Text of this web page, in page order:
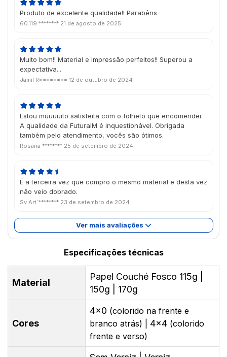
Produto de excelente qualidade!! Parabêns
60.119.******** 21 de agosto de 2025
Muito bom!! Material e impressão perfeitos!! Superou a
expectativa...
Jamil R******** 12 de outubro de 2024
Estou muuuuito satisfeita com o folheto que encomendei.
A qualidade da FuturaIM é inquestionável. Obrigada
também pelo atendimento, vocês são ótimos.
Rosana ******** 25 de setembro de 2024
É a terceira vez que compro o mesmo material e desta vez
não veio dobrado.
Sv Art´******** 23 de setembro de 2024
Ver mais avaliações
Especificações técnicas
Material
Papel Couché Fosco 115g |
150g | 170g
Cores
4x0 (colorido na frente e
branco atrás) | 4x4 (colorido
frente e verso)